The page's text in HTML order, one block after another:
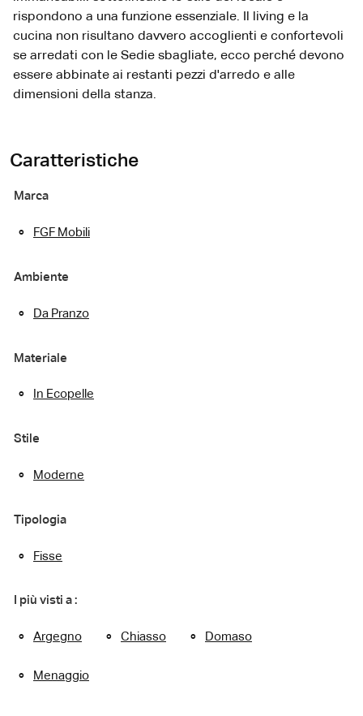
rispondono a una funzione essenziale. Il living e la
cucina non risultano davvero accoglienti e confortevoli
se arredati con le Sedie sbagliate, ecco perché devono
essere abbinate ai restanti pezzi d'arredo e alle
dimensioni della stanza.
Caratteristiche
Marca
FGF Mobili
Ambiente
Da Pranzo
Materiale
In Ecopelle
Stile
Moderne
Tipologia
Fisse
I più visti a :
Argegno Chiasso Domaso
Menaggio